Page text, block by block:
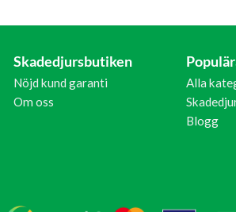
Skadedjursbutiken
Nöjd kund garanti
Om oss
Alla
Blogg